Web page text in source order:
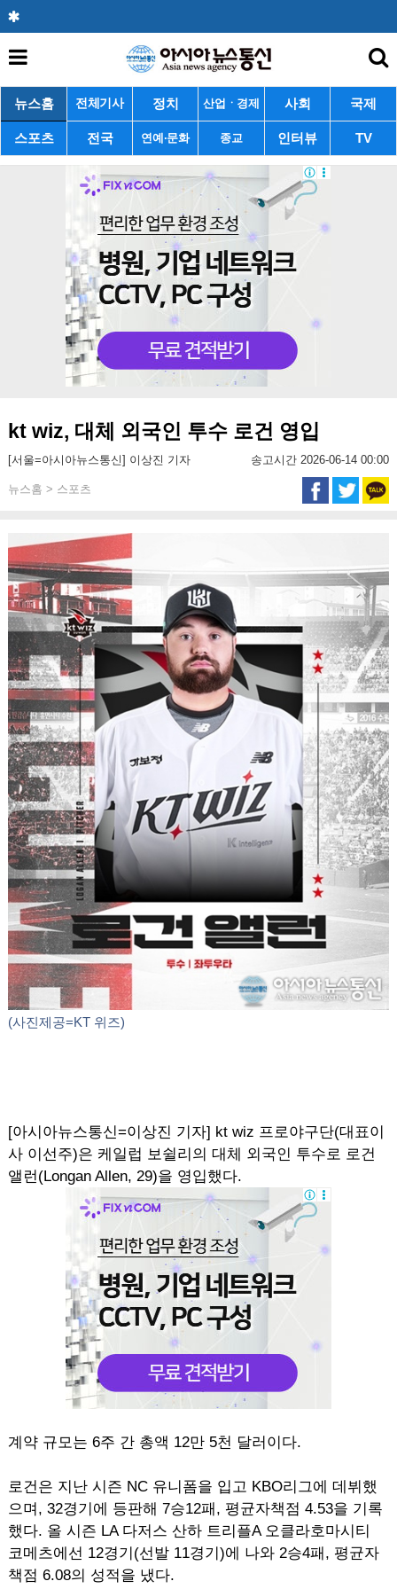
뉴스홈 전체기사 정치 산업ㆍ경제 사회 국제
스포츠 전국 연예·문화 종교 인터뷰 TV
kt wiz, 대체 외국인 투수 로건 영입
[서울=아시아뉴스통신] 이상진 기자 송고시간 2026-06-14 00:00
뉴스홈 > 스포츠
(사진제공=KT 위즈)
[아시아뉴스통신=이상진 기자] kt wiz 프로야구단(대표이
사 이선주)은 케일럽 보쉴리의 대체 외국인 투수로 로건
앨런(Longan Allen, 29)을 영입했다.
계약 규모는 6주 간 총액 12만 5천 달러이다.
로건은 지난 시즌 NC 유니폼을 입고 KBO리그에 데뷔했
으며, 32경기에 등판해 7승12패, 평균자책점 4.53을 기록
했다. 올 시즌 LA 다저스 산하 트리플A 오클라호마시티
코메츠에선 12경기(선발 11경기)에 나와 2승4패, 평균자
책점 6.08의 성적을 냈다.